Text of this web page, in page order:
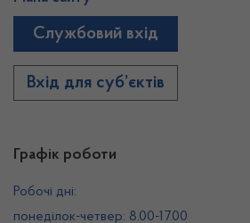
Графік роботи
Робочі дні:
понеділок-четвер: 8.00-17.00
Службовий вхід
Вхід для суб’єктів